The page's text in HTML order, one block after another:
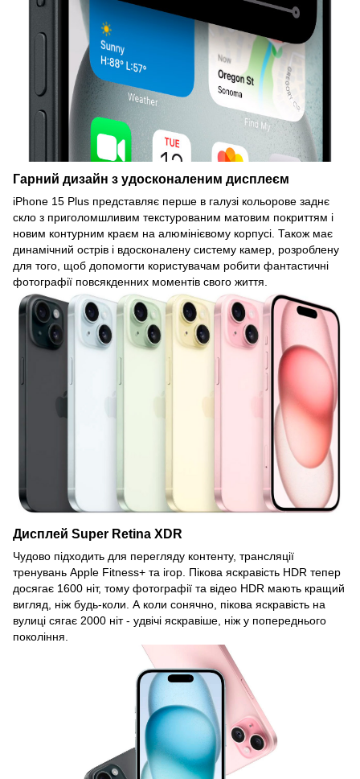
Гарний дизайн з удосконаленим дисплеєм
iPhone 15 Plus представляє перше в галузі кольорове заднє
скло з приголомшливим текстурованим матовим покриттям і
новим контурним краєм на алюмінієвому корпусі. Також має
динамічний острів і вдосконалену систему камер, розроблену
для того, щоб допомогти користувачам робити фантастичні
фотографії повсякденних моментів свого життя.
Дисплей Super Retina XDR
Чудово підходить для перегляду контенту, трансляції
тренувань Apple Fitness+ та ігор. Пікова яскравість HDR тепер
досягає 1600 ніт, тому фотографії та відео HDR мають кращий
вигляд, ніж будь-коли. А коли сонячно, пікова яскравість на
вулиці сягає 2000 ніт - удвічі яскравіше, ніж у попереднього
покоління.